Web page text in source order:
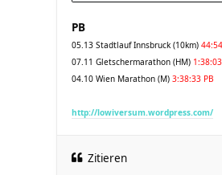
PB
05.13 Stadtlauf Innsbruck (10km)
07.11 Gletschermarathon (HM)
04.10 Wien Marathon (M) 3:38:33 PB
http://lowiversum.wordpress.com/
Zitieren